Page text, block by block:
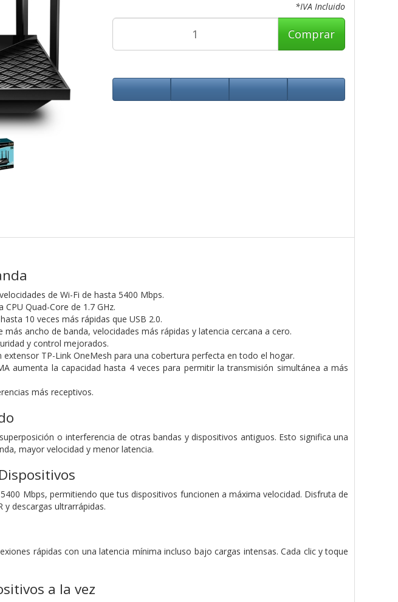
*IVA Incluido
Comprar
de Wi-Fi de hasta 5400 Mbps.
CPU Quad-Core de 1.7 GHz.
10 veces más rápidas que USB 2.0.
más ancho de banda, velocidades más rápidas y latencia cercana a cero.
y control mejorados.
TP-Link OneMesh para una cobertura perfecta en todo el hogar.
aumenta la capacidad hasta 4 veces para permitir la transmisión simultánea a más
más receptivos.
o interferencia de otras bandas y dispositivos antiguos. Esto significa una
mayor velocidad y menor latencia.
Mbps, permitiendo que tus dispositivos funcionen a máxima velocidad. Disfruta de
y descargas ultrarrápidas.
rápidas con una latencia mínima incluso bajo cargas intensas. Cada clic y toque
a la vez